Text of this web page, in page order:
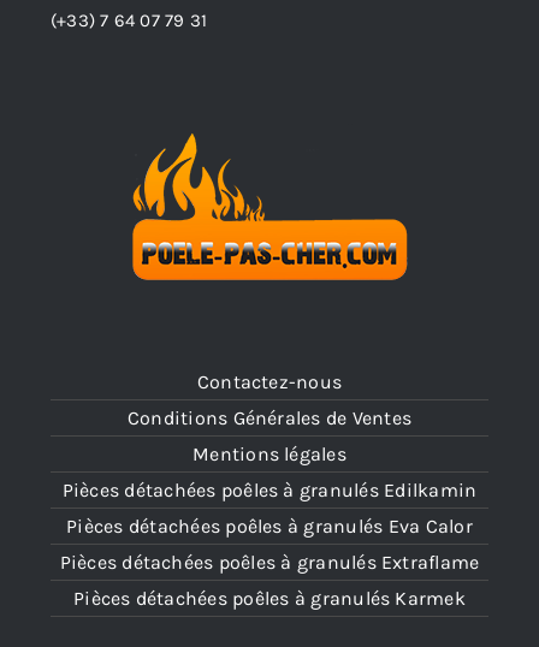
Contactez-nous
Conditions Générales de Ventes
Mentions légales
Pièces détachées poêles à granulés Edilkamin
Pièces détachées poêles à granulés Eva Calor
Pièces détachées poêles à granulés Extraflame
Pièces détachées poêles à granulés Karmek
(+33)7 64 07 79 31